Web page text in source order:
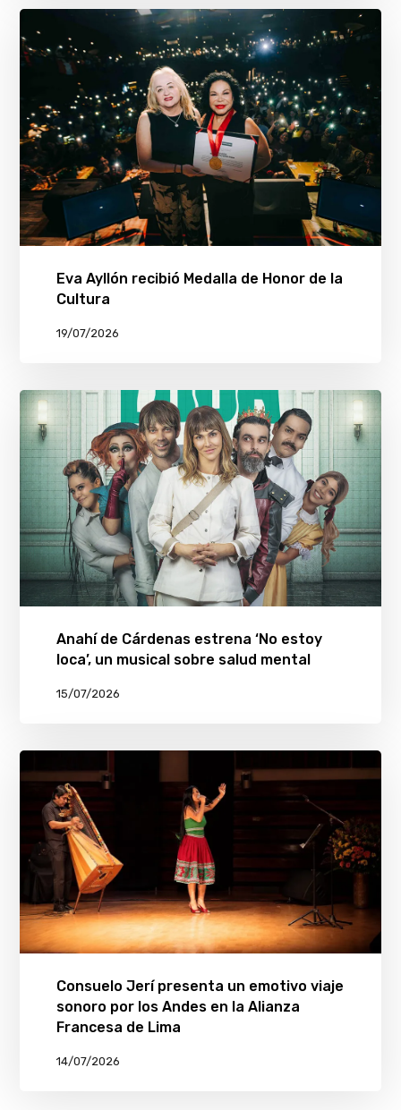
Eva Ayllón recibió Medalla de Honor de la
Cultura
19/07/2026
Anahí de Cárdenas estrena ‘No estoy
loca’, un musical sobre salud mental
15/07/2026
Consuelo Jerí presenta un emotivo viaje
sonoro por los Andes en la Alianza
Francesa de Lima
14/07/2026